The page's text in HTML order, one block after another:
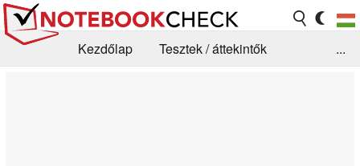
Kezdőlap
Tesztek / áttekintők
...